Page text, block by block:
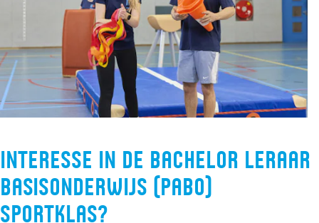
Interesse in de bachelor leraar
basisonderwijs (pabo)
sportklas?